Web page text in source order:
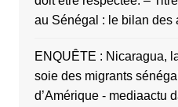
au Sénégal : le bilan des
ENQUÊTE : Nicaragua,
soie des migrants
d’Amérique - mediaactu